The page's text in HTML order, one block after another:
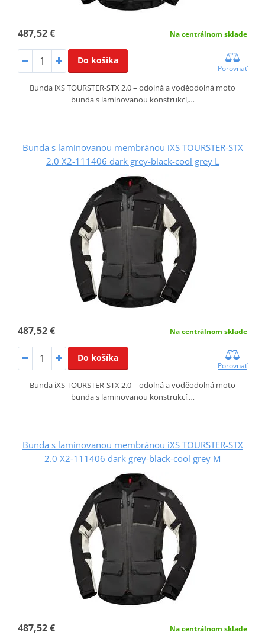
487,52 € Na centrálnom sklade
Do košíka
Porovnať
Bunda iXS TOURSTER‑STX 2.0 – odolná a voděodolná moto
bunda s laminovanou konstrukcí,…
Bunda s laminovanou membránou iXS TOURSTER-STX
2.0 X2-111406 dark grey-black-cool grey L
487,52 € Na centrálnom sklade
Do košíka
Porovnať
Bunda iXS TOURSTER‑STX 2.0 – odolná a voděodolná moto
bunda s laminovanou konstrukcí,…
Bunda s laminovanou membránou iXS TOURSTER-STX
2.0 X2-111406 dark grey-black-cool grey M
487,52 € Na centrálnom sklade